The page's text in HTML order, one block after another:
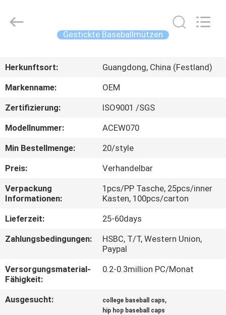
PRODUKTE
UNS
FABRIK-
AUSFLUG
QUALITÄTSKONTROLLE
TRETEN
SIE
MIT
UNS
Ltd..
Gestickte Baseballmützen
Herkunftsort:
Guangdong, China (Festland)
Markenname:
OEM
Zertifizierung:
ISO9001 /SGS
Modellnummer:
ACEW070
Min Bestellmenge:
20/style
Preis:
Verhandelbar
Verpackung
Informationen:
1pcs/PP Tasche, 25pcs/inner
Kasten, 100pcs/carton
Lieferzeit:
25-60days
Zahlungsbedingungen:
HSBC, T/T, Western Union,
Paypal
Versorgungsmaterial-
Fähigkeit:
0.2-0.3million PC/Monat
Ausgesucht: college baseball caps,
hip hop baseball caps